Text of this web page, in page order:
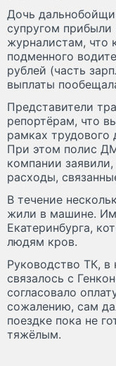
Дочь
супругом прибыли
журналистам, что
подменного
рублей (часть
выплаты
Представители
репортёрам, что
рамках
При этом полис
компании заявили,
расходы,
В течение
жили в машине. Им
Екатеринбурга,
людям кров.
Руководство ТК, в
связалось с
согласовало
сожалению, сам
поездке пока не
тяжёлым.